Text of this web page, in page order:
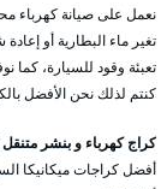
نعمل على صيانة كهرباء
تغير ماء البطارية أو
تعبئة وقود للسيارة، كما
كنتم لذلك نحن الأفضل
كراج كهرباء و بنشر متنقل
أفضل كراجات ميكانيكا